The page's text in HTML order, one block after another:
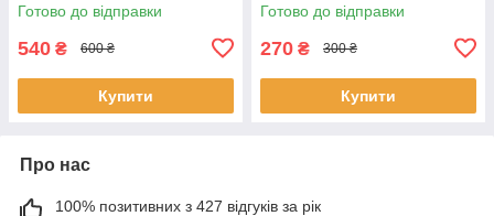
Готово до відправки
540 ₴ 600 ₴
Купити
Готово до відправки
270 ₴ 300 ₴
Купити
Про нас
100% позитивних з 427 відгуків за рік